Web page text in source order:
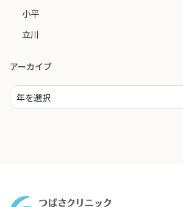
小平
立川
アーカイブ